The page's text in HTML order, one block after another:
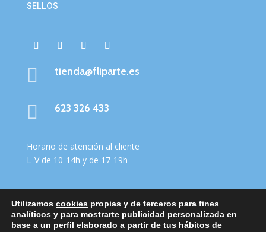
SELLOS
 tienda@fliparte.es
 623 326 433
Horario de atención al cliente
L-V de 10-14h y de 17-19h
Aviso Legal| Cookies| Condiciones Genereales
Política de privacidad
Utilizamos cookies propias y de terceros para fines
analíticos y para mostrarte publicidad personalizada en
base a un perfil elaborado a partir de tus hábitos de